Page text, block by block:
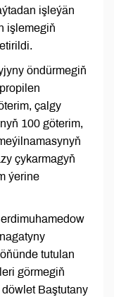
işleýän
işlemegiň
öndürmegiň
çalgy
100 göterim,
çykarmagyň
ýerine
tutulan
görmegiň
Baştutany